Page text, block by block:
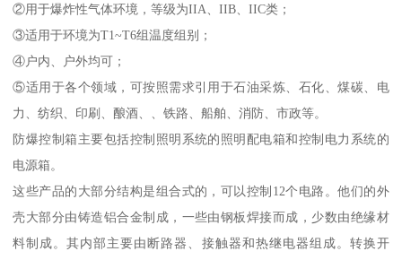
②用于爆炸性气体环境，等级为IIA、IIB、IIC类；
③适用于环境为T1~T6组温度组别；
④户内、户外均可；
⑤适用于各个领域，可按照需求引用于石油采炼、石化、煤碳、电
力、纺织、印刷、酿酒、、铁路、船舶、消防、市政等。
防爆控制箱主要包括控制照明系统的照明配电箱和控制电力系统的
电源箱。
这些产品的大部分结构是组合式的，可以控制12个电路。他们的外
壳大部分由铸造铝合金制成，一些由钢板焊接而成，少数由绝缘材
料制成。其内部主要由断路器、接触器和热继电器组成。转换开